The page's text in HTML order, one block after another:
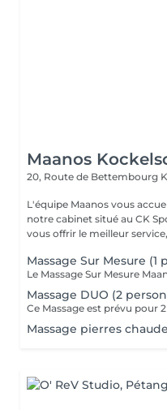
Maanos
20, Route de Bettembourg
L'équipe Maanos vous
notre cabinet situé au CK
vous offrir le meilleur
Massage Sur Mesure (1
Massage DUO (2
Massage pierres